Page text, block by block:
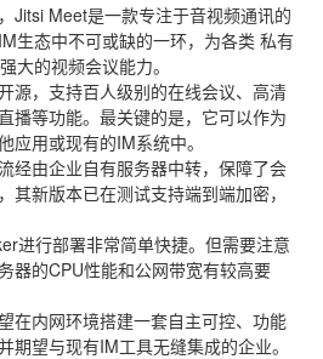
Jitsi Meet是一款专注于音视频通讯的
生态中不可或缺的一环，为各类 私有
大的视频会议能力。
源，支持百人级别的在线会议、高清
播等功能。最关键的是，它可以作为
应用或现有的IM系统中。
经由企业自有服务器中转，保障了会
其新版本已在测试支持端到端加密，
进行部署非常简单快捷。但需要注意
器的CPU性能和公网带宽有较高要
在内网环境搭建一套自主可控、功能
期望与现有IM工具无缝集成的企业。